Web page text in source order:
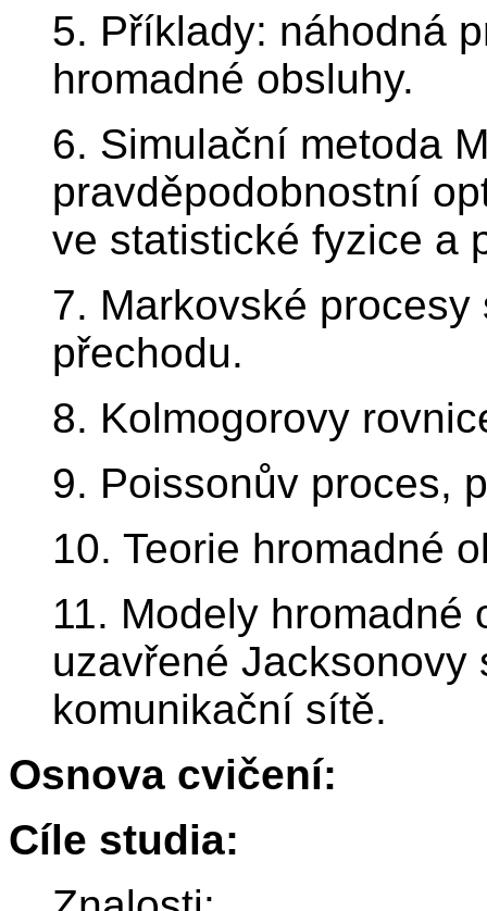
5. Příklady: náhodná
hromadné obsluhy.
6. Simulační metoda
pravděpodobnostní
ve statistické fyzice a
7. Markovské
přechodu.
8. Kolmogorovy
9. Poissonův proces,
10. Teorie hromadné
11. Modely
uzavřené
komunikační sítě.
Osnova cvičení:
Cíle studia: